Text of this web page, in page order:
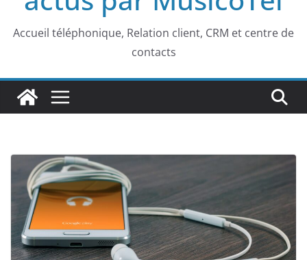
Décryptage de l’expérience téléphonique d’attente
au téléphone
Accueil téléphonique, Relation client, CRM et centre de
contacts